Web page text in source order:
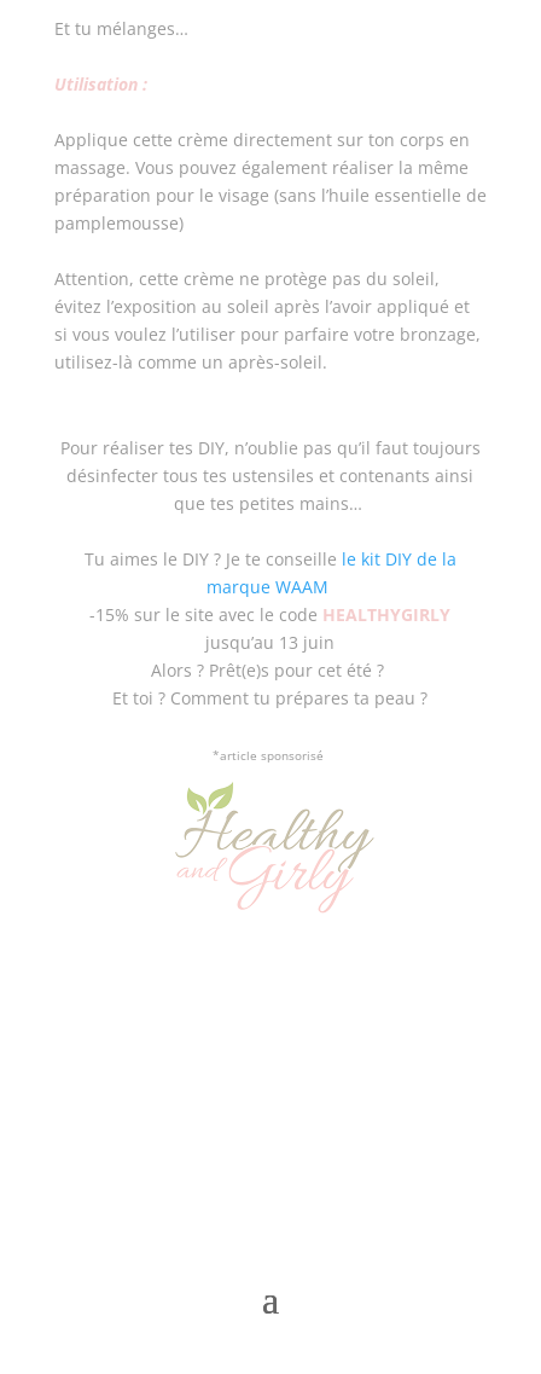
Et tu mélanges…
Utilisation :
Applique cette crème directement sur ton corps en
massage. Vous pouvez également réaliser la même
préparation pour le visage (sans l’huile essentielle de
pamplemousse)
Attention, cette crème ne protège pas du soleil,
évitez l’exposition au soleil après l’avoir appliqué et
si vous voulez l’utiliser pour parfaire votre bronzage,
utilisez-là comme un après-soleil.
Pour réaliser tes DIY, n’oublie pas qu’il faut toujours
désinfecter tous tes ustensiles et contenants ainsi
que tes petites mains…
Tu aimes le DIY ? Je te conseille le kit DIY de la
marque WAAM
-15% sur le site avec le code HEALTHYGIRLY
jusqu’au 13 juin
Alors ? Prêt(e)s pour cet été ?
Et toi ? Comment tu prépares ta peau ?
*article sponsorisé